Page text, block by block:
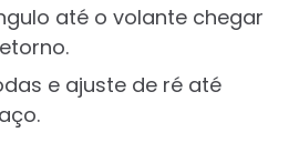
até o volante chegar
e ajuste de ré até